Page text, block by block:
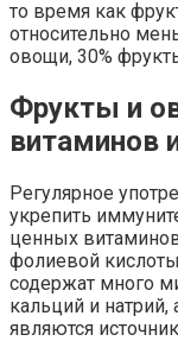
то время как
относительно
овощи, 30%
Фрукты и
витаминов
Регулярное
укрепить
ценных
фолиевой
содержат много
кальций и
являются